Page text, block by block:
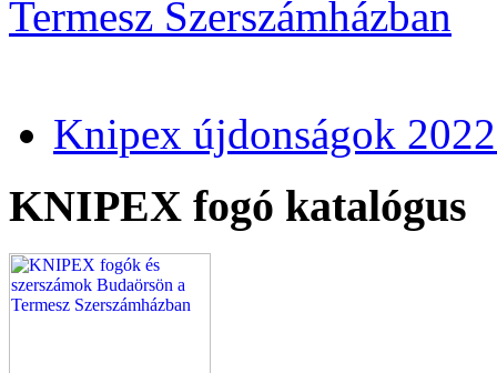
Knipex újdonságok
KNIPEX fogó katalógus